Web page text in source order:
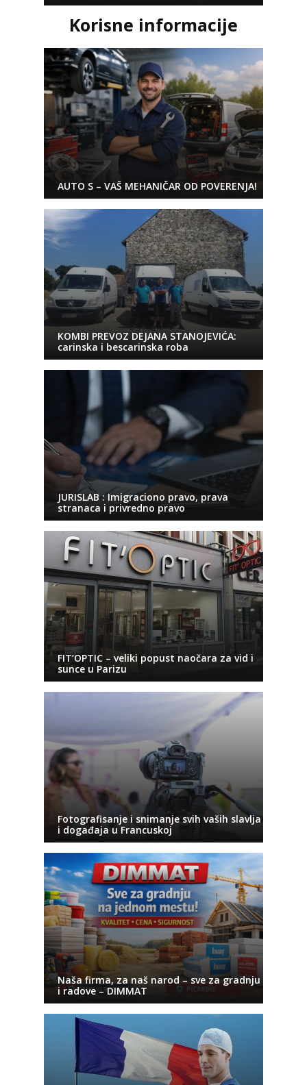
Korisne informacije
AUTO S – VAŠ MEHANIČAR OD POVERENJA!
KOMBI PREVOZ DEJANA STANOJEVIĆA:
carinska i bescarinska roba
JURISLAB : Imigraciono pravo, prava
stranaca i privredno pravo
FIT’OPTIC – veliki popust naočara za vid i
sunce u Parizu
Fotografisanje i snimanje svih vaših slavlja
i događaja u Francuskoj
Naša firma, za naš narod – sve za gradnju
i radove – DIMMAT